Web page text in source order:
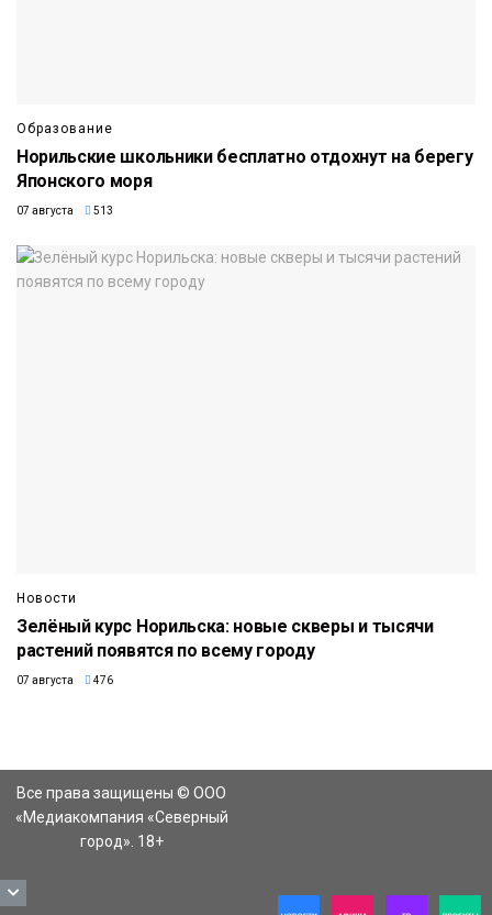
Образование
Норильские школьники бесплатно отдохнут на берегу
Японского моря
07 августа 513
Новости
Зелёный курс Норильска: новые скверы и тысячи
растений появятся по всему городу
07 августа 476
Все права защищены © ООО
«Медиакомпания «Северный
город». 18+